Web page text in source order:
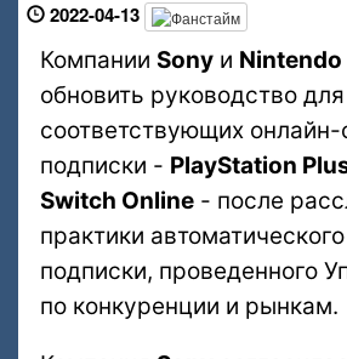
2022-04-13
Компании Sony и Nintendo
обновить руководство
соответствующих онлайн-
подписки - PlayStation
Switch Online - после
практики
подписки, проведенного
по конкуренции и рынкам.